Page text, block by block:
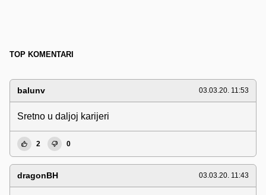
TOP KOMENTARI
balunv 03.03.20. 11:53
Sretno u daljoj karijeri
2 0
dragonBH 03.03.20. 11:43